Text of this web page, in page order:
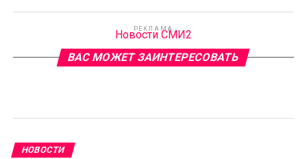
РЕКЛАМА
Новости СМИ2
ВАС МОЖЕТ ЗАИНТЕРЕСОВАТЬ
НОВОСТИ